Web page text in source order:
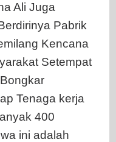
Ali Juga
Pabrik
Kencana
Setempat
Tenaga kerja
400
ini adalah